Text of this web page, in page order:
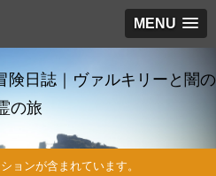
MENU
険日誌｜ヴァルキリーと闇の
の旅
ョンが含まれています。